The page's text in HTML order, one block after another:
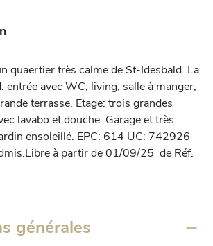
quaertier très calme de St-Idesbald. La
entrée avec WC, living, salle à manger,
terrasse. Etage: trois grandes
lavabo et douche. Garage et très
ensoleillé. EPC: 614 UC: 742926
à partir de 01/09/25  de Réf.
générales